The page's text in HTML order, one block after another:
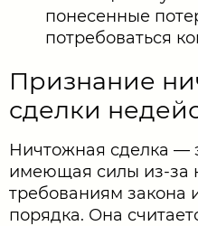
понесенные
потребоваться
Признание
сделки
Ничтожная сделка —
имеющая силы из-за
требованиям закона
порядка. Она